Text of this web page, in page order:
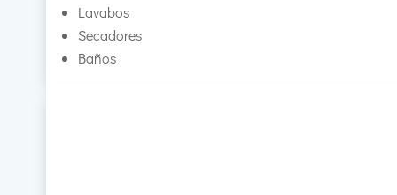
Lavabos
Secadores
Baños